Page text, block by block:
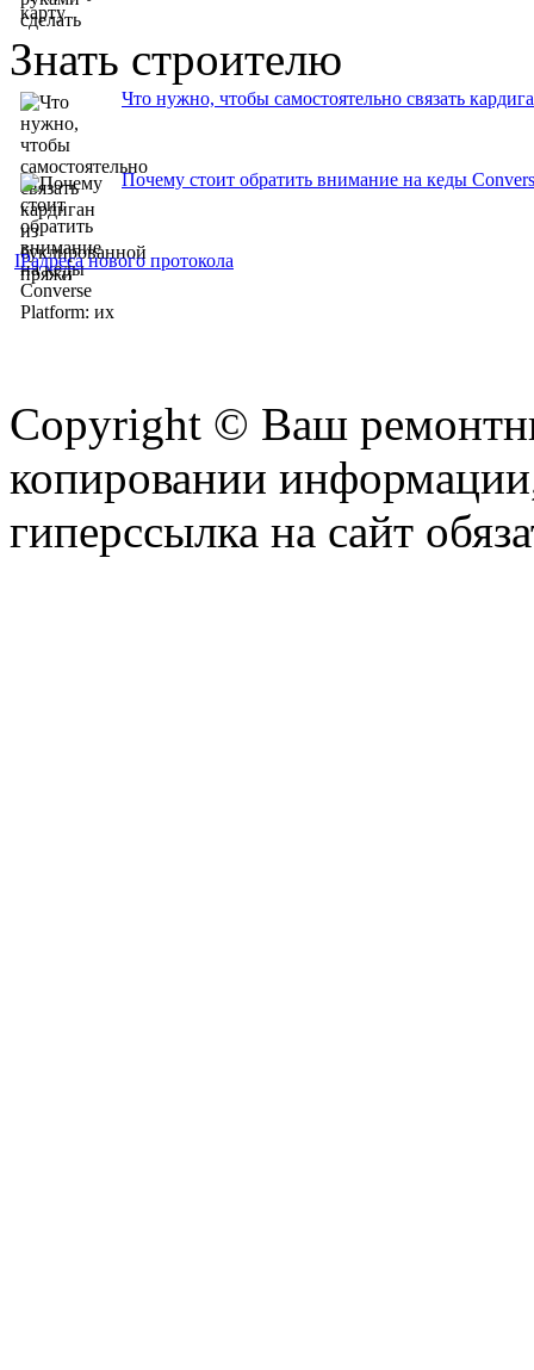
Знать строителю
Что нужно, чтобы самостоятельно связать
Почему стоит обратить внимание на кеды
IPадреса нового протокола
Copyright © Ваш
копировании
гиперссылка на сайт